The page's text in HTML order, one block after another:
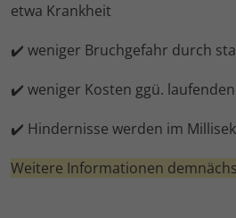
etwa Krankheit
✔️ weniger Bruchgefahr durch
✔️ weniger Kosten ggü.
✔️ Hindernisse werden im
Weitere Informationen